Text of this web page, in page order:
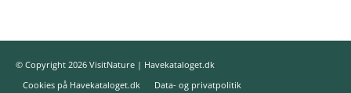
© Copyright 2026 VisitNature | Havekataloget.dk
Cookies på Havekataloget.dk
Data- og privatpolitik